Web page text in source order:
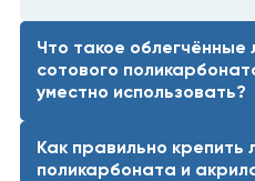
Что такое облегчённые
сотового
уместно использовать?
Как правильно крепить
поликарбоната и